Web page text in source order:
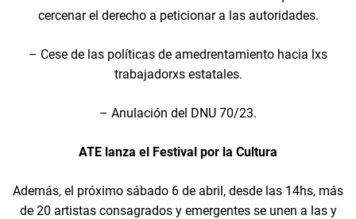
cercenar el derecho a peticionar a las autoridades.
– Cese de las políticas de amedrentamiento hacia lxs
trabajadorxs estatales.
– Anulación del DNU 70/23.
ATE lanza el Festival por la Cultura
Además, el próximo sábado 6 de abril, desde las 14hs, más
de 20 artistas consagrados y emergentes se unen a las y